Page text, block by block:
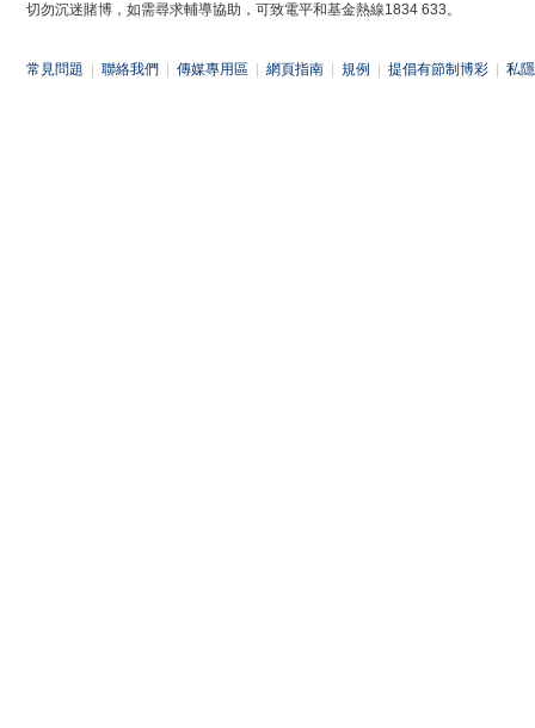
切勿沉迷賭博，如需尋求輔導協助，可致電平和基金熱線1834 633。
常見問題 聯絡我們 傳媒專用區 網頁指南 規例 提倡有節制博彩 私